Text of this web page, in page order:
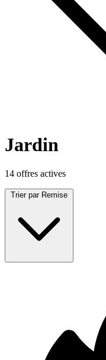
Jardin
14 offres actives
Trier par Remise